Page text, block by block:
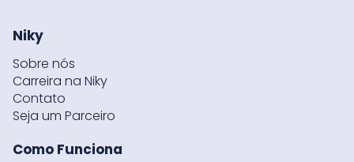
Niky
Sobre nós
Carreira na Niky
Contato
Seja um Parceiro
Como Funciona